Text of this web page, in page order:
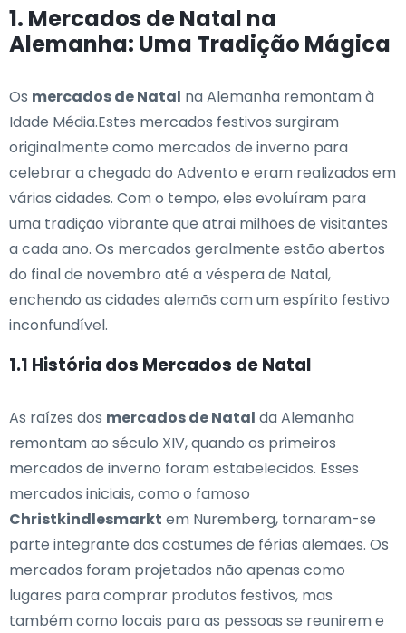
1. Mercados de Natal na
Alemanha: Uma Tradição Mágica
Os mercados de Natal na Alemanha remontam à
Idade Média.Estes mercados festivos surgiram
originalmente como mercados de inverno para
celebrar a chegada do Advento e eram realizados em
várias cidades. Com o tempo, eles evoluíram para
uma tradição vibrante que atrai milhões de visitantes
a cada ano. Os mercados geralmente estão abertos
do final de novembro até a véspera de Natal,
enchendo as cidades alemãs com um espírito festivo
inconfundível.
1.1 História dos Mercados de Natal
As raízes dos mercados de Natal da Alemanha
remontam ao século XIV, quando os primeiros
mercados de inverno foram estabelecidos. Esses
mercados iniciais, como o famoso
Christkindlesmarkt em Nuremberg, tornaram-se
parte integrante dos costumes de férias alemães. Os
mercados foram projetados não apenas como
lugares para comprar produtos festivos, mas
também como locais para as pessoas se reunirem e